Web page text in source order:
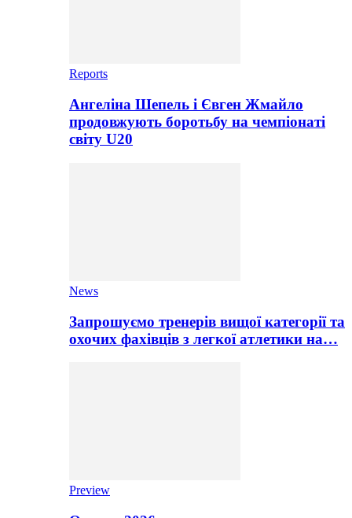
Reports
Ангеліна Шепель і Євген Жмайло
продовжують боротьбу на чемпіонаті
світу U20
News
Запрошуємо тренерів вищої категорії та
охочих фахівців з легкої атлетики на…
Preview